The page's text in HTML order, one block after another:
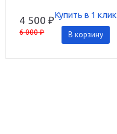
4 500 ₽
6 000 ₽
Купить в 1 клик
В корзину